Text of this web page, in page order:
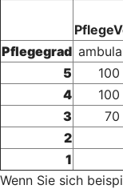
Pflegegrad
5
100
4
100
3
70
2
1
Wenn Sie sich